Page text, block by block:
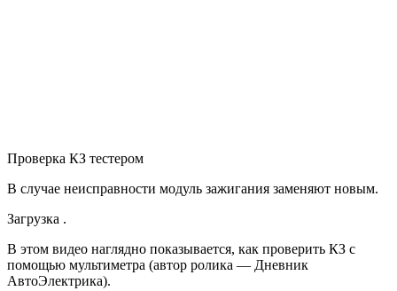
Проверка КЗ тестером
В случае неисправности модуль зажигания заменяют новым.
Загрузка .
В этом видео наглядно показывается, как проверить КЗ с
помощью мультиметра (автор ролика — Дневник
АвтоЭлектрика).